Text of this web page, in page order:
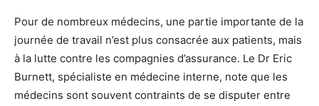
Pour de nombreux médecins, une partie importante de la
journée de travail n’est plus consacrée aux patients, mais
à la lutte contre les compagnies d’assurance. Le Dr Eric
Burnett, spécialiste en médecine interne, note que les
médecins sont souvent contraints de se disputer entre